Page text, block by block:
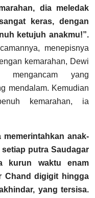
dia meledak
keras, dengan
ketujuh anakmu!”.
menepisnya
kemarahan, Dewi
mengancam yang
mendalam. Kemudian
kemarahan, ia
memerintahkan anak-
putra Saudagar
kurun waktu enam
Chand digigit hingga
yang tersisa.